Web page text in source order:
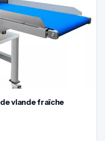
viande fraîche